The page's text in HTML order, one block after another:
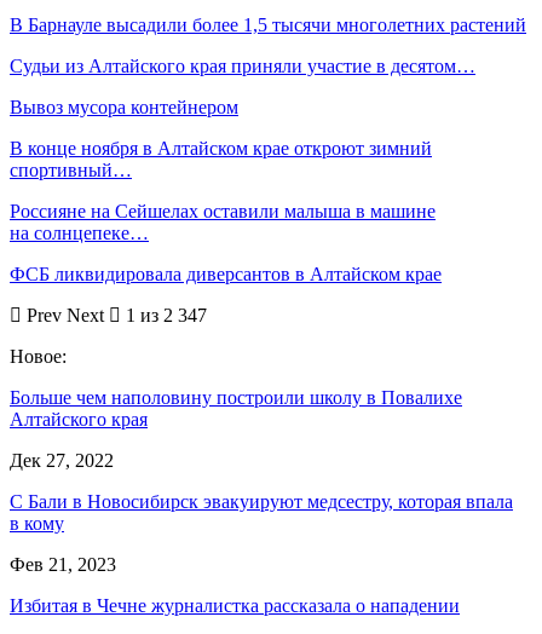
В Барнауле высадили более 1,5 тысячи многолетних растений
Судьи из Алтайского края приняли участие в десятом…
Вывоз мусора контейнером
В конце ноября в Алтайском крае откроют зимний
спортивный…
Россияне на Сейшелах оставили малыша в машине
на солнцепеке…
ФСБ ликвидировала диверсантов в Алтайском крае
Prev Next
1 из 2 347
Новое:
Больше чем наполовину построили школу в Повалихе
Алтайского края
Дек 27, 2022
С Бали в Новосибирск эвакуируют медсестру, которая впала
в кому
Фев 21, 2023
Избитая в Чечне журналистка рассказала о нападении